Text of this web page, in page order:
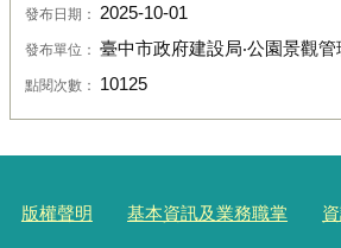
發布日期： 2025-10-01
發布單位： 臺中市政府建設局‧公園景觀管
點閱次數： 10125
版權聲明 基本資訊及業務職掌